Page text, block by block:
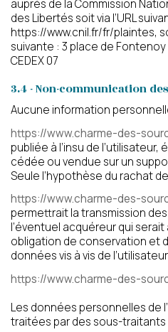
Calculer dix moins cinq ?
J’autorise l’utilisation
personnelles,
politique de
Conformément aux
du Code de la
téléphonique « Bloctel »
auprès de la Commission
des Libertés soit via l’URL
https://www.cnil.fr/fr/plaintes,
suivante : 3 place de Fontenoy
CEDEX 07
3.4 - Non-communication
Aucune information
https://www.charme-des-
publiée à l’insu de
cédée ou vendue sur un
Seule l’hypothèse du rachat de
https://www.charme-des-
permettrait la transmission
l’éventuel acquéreur qui
obligation de conservation et
données vis à vis de
https://www.charme-des-
Les données personnelles de
traitées par des sous-